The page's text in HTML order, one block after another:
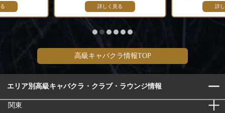
詳しく見る 詳
高級キャバクラ情報TOP
エリア別高級キャバクラ・クラブ・ラウンジ情報
関東